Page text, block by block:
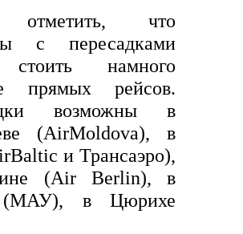
отметить, что
с пересадками
намного
прямых рейсов.
возможны в
(AirMoldova), в
и Трансаэро),
(Air Berlin), в
(МАУ), в Цюрихе